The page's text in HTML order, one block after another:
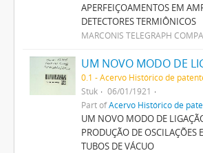
APERFEIÇOAMENTOS EM
DETECTORES TERMIÔNICOS
MARCONIS TELEGRAPH
0.1 - Acervo Histórico de
Stuk
06/01/1921
Part ofAcervo Histórico de
UM NOVO MODO DE
PRODUÇÃO DE OSCILAÇÕES
TUBOS DE VÁCUO